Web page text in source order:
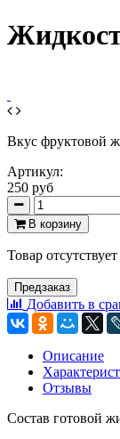
Вкус фруктовой
Артикул:
250 руб
В корзину
Товар отсутствует
Предзаказ
Добавить в
Описание
Отзывы
Состав готовой